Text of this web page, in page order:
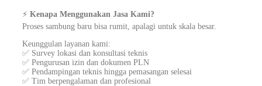
⚡ Kenapa Menggunakan Jasa Kami?
Proses sambung baru bisa rumit, apalagi untuk skala besar.
Keunggulan layanan kami:
✅ Survey lokasi dan konsultasi teknis
✅ Pengurusan izin dan dokumen PLN
✅ Pendampingan teknis hingga pemasangan selesai
✅ Tim berpengalaman dan profesional